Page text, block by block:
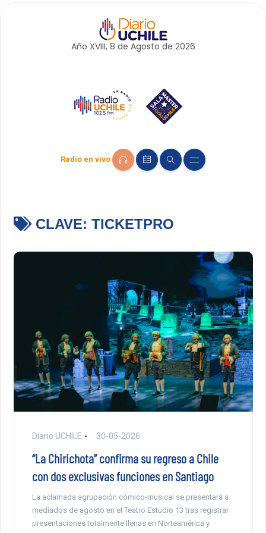
Año XVIII, 8 de Agosto de 2026
Radio en vivo
CLAVE: TICKETPRO
Diario UCHILE 30-05-2026
“La Chirichota” confirma su regreso a Chile
con dos exclusivas funciones en Santiago
La aclamada agrupación cómico-musical se presentará a
mediados de agosto en el Teatro Estudio 13 tras registrar
presentaciones totalmente llenas en Norteamérica y